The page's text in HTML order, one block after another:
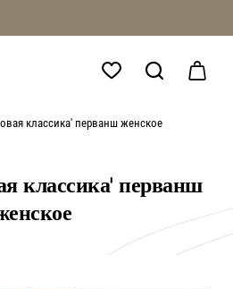
классика' перванш
классика' перванш женское